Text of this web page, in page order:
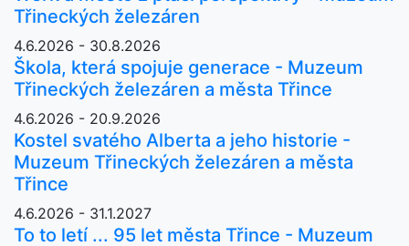
Třineckých železáren
4.6.2026 - 30.8.2026
Škola, která spojuje generace - Muzeum
Třineckých železáren a města Třince
4.6.2026 - 20.9.2026
Kostel svatého Alberta a jeho historie -
Muzeum Třineckých železáren a města
Třince
4.6.2026 - 31.1.2027
To to letí ... 95 let města Třince - Muzeum